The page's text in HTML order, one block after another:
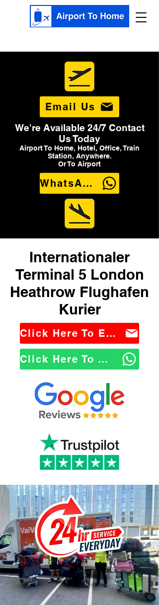
Email Us
We're Available 24/7 Contact
Us Today
Airport To Home, Hotel, Office, Train
Station, Anywhere.
Or To Airport
WhatsApp Us
Internationaler
Terminal 5 London
Heathrow Flughafen
Kurier
Click Here To Email Us
Click Here To WhatsApp Us